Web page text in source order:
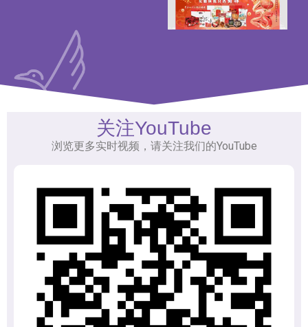
关注YouTube
浏览更多实时视频，请关注我们的YouTube